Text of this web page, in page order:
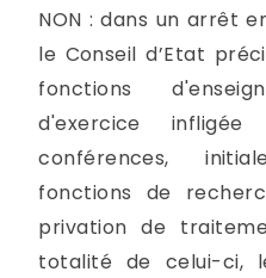
NON : dans un arrêt
le Conseil d’Etat
fonctions
d'exercice
conférences,
fonctions de
privation de
totalité de celui-ci,